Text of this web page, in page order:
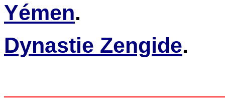
Yémen.
Dynastie Zengide.